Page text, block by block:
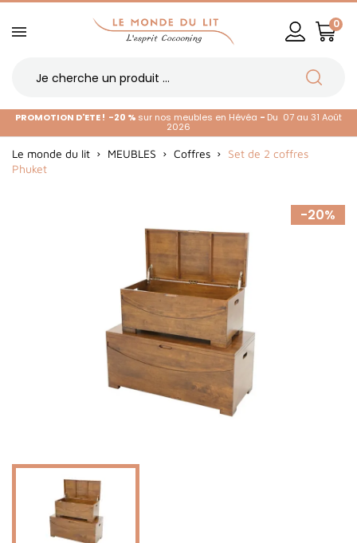
0
PROMOTION D'ETE ! -20 % sur nos meubles en Hévéa - Du 07 au 31 Août
2026
Le monde du lit MEUBLES Coffres
Set de 2 coffres
Phuket
-20%